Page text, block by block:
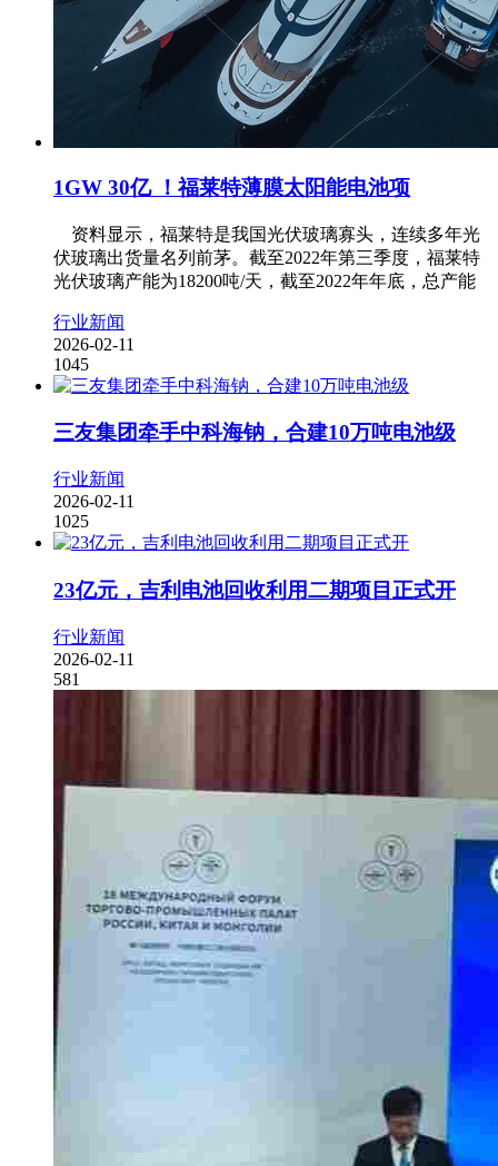
1GW 30亿 ！福莱特薄膜太阳能电池项
资料显示，福莱特是我国光伏玻璃寡头，连续多年光
伏玻璃出货量名列前茅。截至2022年第三季度，福莱特
光伏玻璃产能为18200吨/天，截至2022年年底，总产能
行业新闻
2026-02-11
1045
三友集团牵手中科海钠，合建10万吨电池级
行业新闻
2026-02-11
1025
23亿元，吉利电池回收利用二期项目正式开
行业新闻
2026-02-11
581